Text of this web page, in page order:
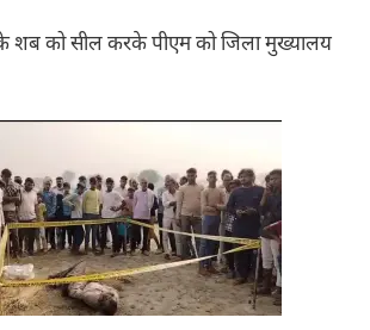
शब को सील करके पीएम को जिला मुख्यालय